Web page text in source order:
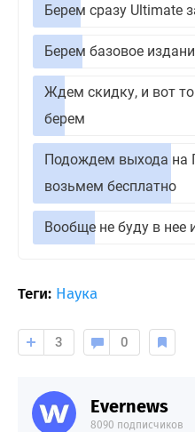
Берем сразу Ultimate
Берем базовое
Ждем скидку, и вот
берем
Подождем выхода на
возьмем бесплатно
Вообще не буду в нее
Теги: Наука
3 0
Evernews
8090 подписчиков